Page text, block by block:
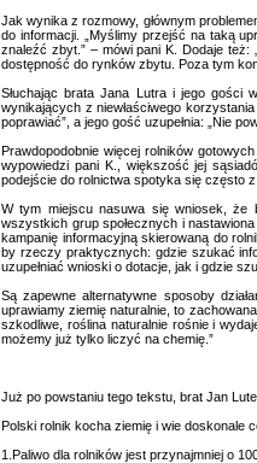
Jak wynika z rozmowy, głównym
do informacji. „Myślimy przejść na taką
znaleźć zbyt.” – mówi pani K. Dodaje też:
dostępność do rynków zbytu. Poza tym
Słuchając brata Jana Lutra i jego gości
wynikających z niewłaściwego
poprawiać”, a jego gość uzupełnia: „Nie
Prawdopodobnie więcej rolników
wypowiedzi pani K., większość jej
podejście do rolnictwa spotyka się często
W tym miejscu nasuwa się wniosek, że
wszystkich grup społecznych i
kampanię informacyjną skierowaną do
by rzeczy praktycznych: gdzie szukać
uzupełniać wnioski o dotacje, jak i gdzie
Są zapewne alternatywne sposoby
uprawiamy ziemię naturalnie, to
szkodliwe, roślina naturalnie rośnie i
możemy już tylko liczyć na chemię.”
Już po powstaniu tego tekstu, brat Jan
Polski rolnik kocha ziemię i wie doskonale
1.Paliwo dla rolników jest przynajmniej o